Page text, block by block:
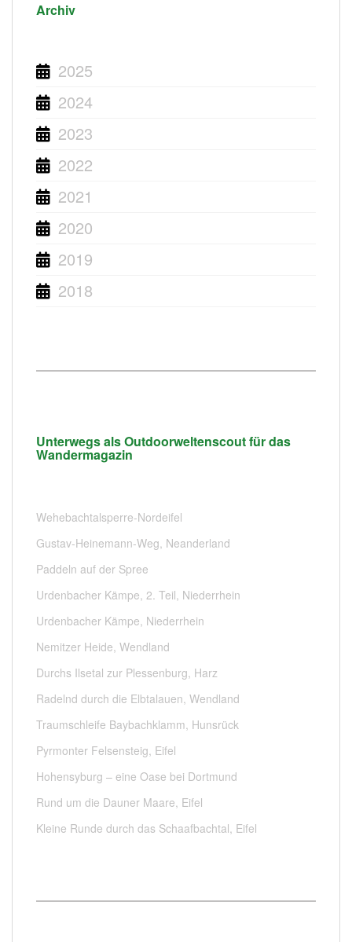
Archiv
2025
2024
2023
2022
2021
2020
2019
2018
Unterwegs als Outdoorweltenscout für das
Wandermagazin
Wehebachtalsperre-Nordeifel
Gustav-Heinemann-Weg, Neanderland
Paddeln auf der Spree
Urdenbacher Kämpe, 2. Teil, Niederrhein
Urdenbacher Kämpe, Niederrhein
Nemitzer Heide, Wendland
Durchs Ilsetal zur Plessenburg, Harz
Radelnd durch die Elbtalauen, Wendland
Traumschleife Baybachklamm, Hunsrück
Pyrmonter Felsensteig, Eifel
Hohensyburg – eine Oase bei Dortmund
Rund um die Dauner Maare, Eifel
Kleine Runde durch das Schaafbachtal, Eifel